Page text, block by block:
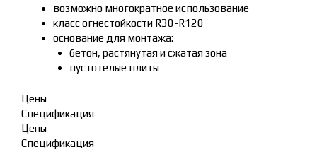
возможно многократное использование
класс огнестойкости R30-R120
основание для монтажа:
бетон, растянутая и сжатая зона
пустотелые плиты
Цены
Спецификация
Цены
Спецификация